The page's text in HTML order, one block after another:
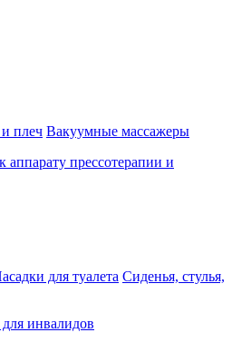
плеч Вакуумные массажеры
аппарату прессотерапии и
для туалета Сиденья, стулья,
инвалидов